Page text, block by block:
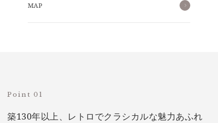
MAP
Point 01
築130年以上、レトロでクラシカルな魅力あふれ